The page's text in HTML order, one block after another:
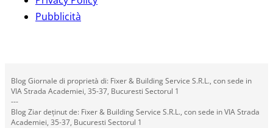
Pubblicità
Blog Giornale di proprietà di: Fixer & Building Service S.R.L., con sede in
VIA Strada Academiei, 35-37, Bucuresti Sectorul 1
---
Blog Ziar deținut de: Fixer & Building Service S.R.L., con sede in VIA Strada
Academiei, 35-37, Bucuresti Sectorul 1